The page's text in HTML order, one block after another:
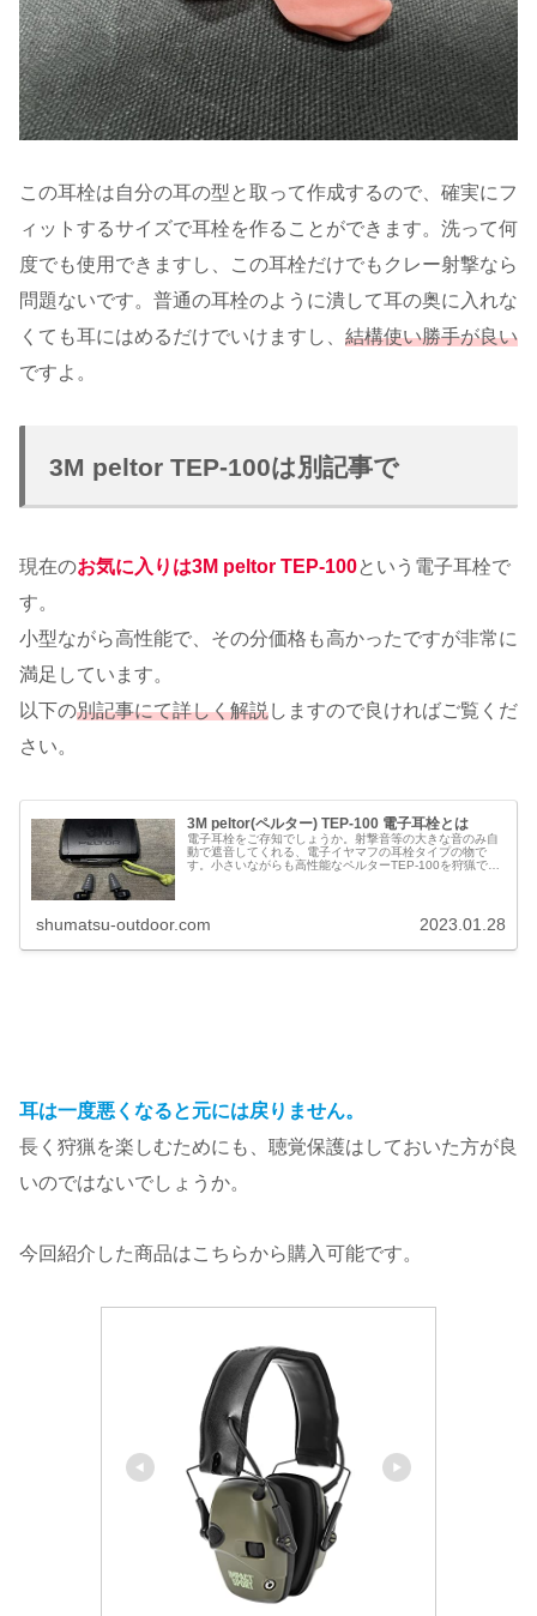
この耳栓は自分の耳の型と取って作成するので、確実にフ
ィットするサイズで耳栓を作ることができます。洗って何
度でも使用できますし、この耳栓だけでもクレー射撃なら
問題ないです。普通の耳栓のように潰して耳の奥に入れな
くても耳にはめるだけでいけますし、 結構使い勝手が良い
ですよ。
3M peltor TEP-100は別記事で
現在のお気に入りは3M peltor TEP-100という電子耳栓で
す。
小型ながら高性能で、その分価格も高かったですが非常に
満足しています。
以下の別記事にて詳しく解説しますので良ければご覧くだ
さい。
3M peltor(ペルター) TEP-100 電子耳栓とは
電子耳栓をご存知でしょうか。射撃音等の大きな音のみ自
動で遮音してくれる、電子イヤマフの耳栓タイプの物で
す。小さいながらも高性能なペルターTEP-100を狩猟で使
shumatsu-outdoor.com 2023.01.28
耳は一度悪くなると元には戻りません。
長く狩猟を楽しむためにも、聴覚保護はしておいた方が良
いのではないでしょうか。
今回紹介した商品はこちらから購入可能です。